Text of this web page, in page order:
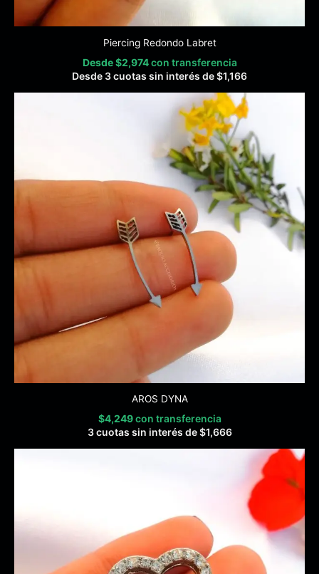
Piercing Redondo Labret
Desde$2,974 con transferencia
Desde 3 cuotas sin interés de$1,166
AROS DYNA
$4,249 con transferencia
3 cuotas sin interés de$1,666